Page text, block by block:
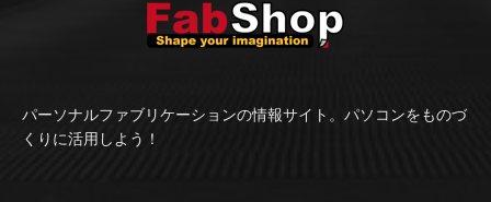
パーソナルファブリケーションの情報サイト。パソコンをものづ
くりに活用しよう！